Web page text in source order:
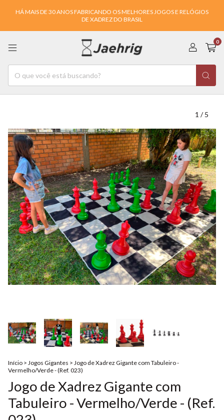
HÁ MAIS DE 30 ANOS FABRICANDO OS MELHORES JOGOS E RELÓGIOS
DE XADREZ DO BRASIL
0
1 /5
Início > Jogos Gigantes > Jogo de Xadrez Gigante com Tabuleiro -
Vermelho/Verde - (Ref. 023)
Jogo de Xadrez Gigante com
Tabuleiro - Vermelho/Verde - (Ref.